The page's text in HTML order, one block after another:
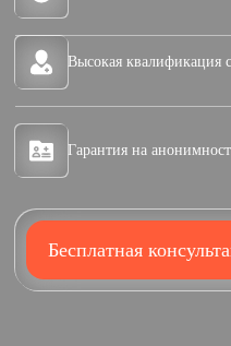
Высокая квалификация
Гарантия на
Бесплатная